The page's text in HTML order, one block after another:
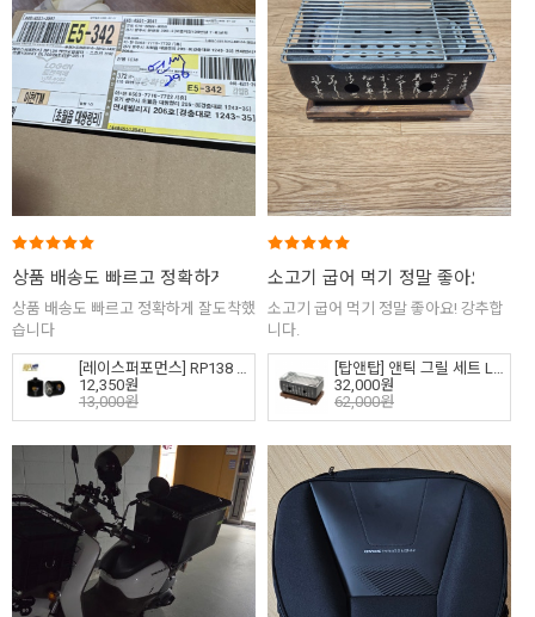
상품 배송도 빠르고 정확하게 잘도착했습니다 (1)
상품 배송도 빠르고 정확하게 잘도착했
습니다
12,350원
13,000원
소고기 굽어 먹기 정말 좋아요! 강
소고기 굽어 먹기 정말 좋아요! 강추합
니다.
32,000원
62,000원